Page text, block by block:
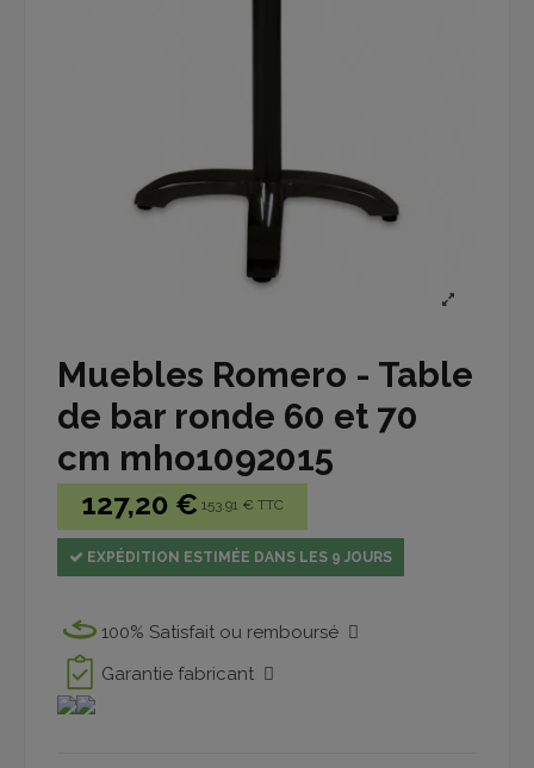
Muebles Romero - Table
de bar ronde 60 et 70
cm mho1092015
127,20 € 153.91 € TTC
EXPÉDITION ESTIMÉE DANS LES 9 JOURS
100% Satisfait ou remboursé
Garantie fabricant